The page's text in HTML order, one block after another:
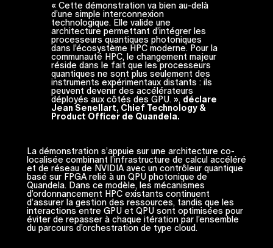
« Cette démonstration va bien au-delà
d’une simple interconnexion
technologique. Elle valide une
architecture permettant d’intégrer les
processeurs quantiques photoniques
dans l’écosystème HPC moderne. Pour la
communauté HPC, le changement majeur
réside dans le fait que les processeurs
quantiques ne sont plus seulement des
instruments expérimentaux distants : ils
peuvent devenir des accélérateurs
déployés aux côtés des GPU. », déclare
Jean Senellart, Chief Technology &
Product Officer de Quandela.
La démonstration s’appuie sur une architecture co-
localisée combinant l’infrastructure de calcul accéléré
et de réseau de NVIDIA avec un contrôleur quantique
basé sur FPGA relié à un QPU photonique de
Quandela. Dans ce modèle, les mécanismes
d’ordonnancement HPC existants continuent
d’assurer la gestion des ressources, tandis que les
interactions entre GPU et QPU sont optimisées pour
éviter de repasser à chaque itération par l’ensemble
du parcours d’orchestration de type cloud.